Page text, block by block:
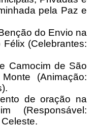
pela Paz e
do Envio na
(Celebrantes:
Camocim de São
(Animação:
de oração na
(Responsável: